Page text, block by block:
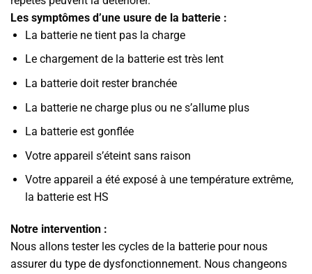
Les symptômes d’une usure de la batterie :
La batterie ne tient pas la charge
Le chargement de la batterie est très lent
La batterie doit rester branchée
La batterie ne charge plus ou ne s’allume plus
La batterie est gonflée
Votre appareil s’éteint sans raison
Votre appareil a été exposé à une température extrême,
la batterie est HS
Notre intervention :
Nous allons tester les cycles de la batterie pour nous
assurer du type de dysfonctionnement. Nous changeons